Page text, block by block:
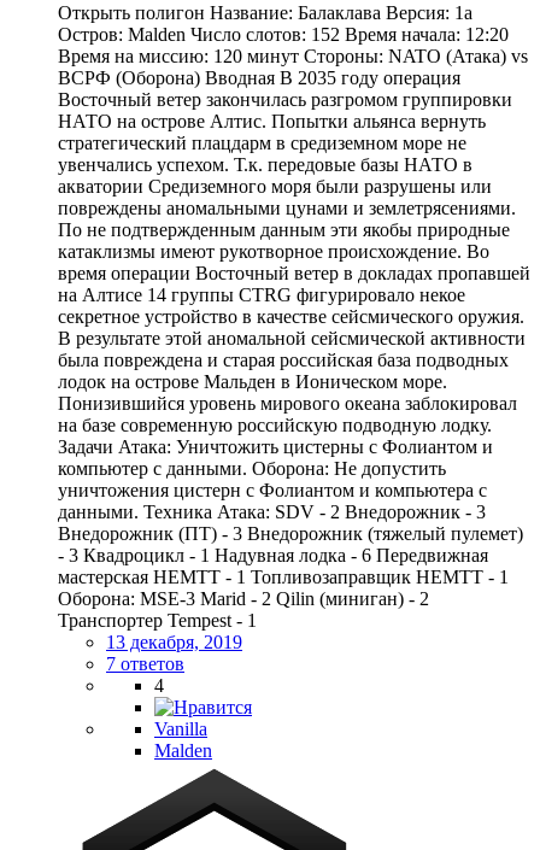
Открыть полигон Название: Балаклава Версия: 1a
Остров: Malden Число слотов: 152 Время начала: 12:20
Время на миссию: 120 минут Стороны: NATO (Атака) vs
ВСРФ (Оборона) Вводная В 2035 году операция
Восточный ветер закончилась разгромом группировки
НАТО на острове Алтис. Попытки альянса вернуть
стратегический плацдарм в средиземном море не
увенчались успехом. Т.к. передовые базы НАТО в
акватории Средиземного моря были разрушены или
повреждены аномальными цунами и землетрясениями.
По не подтвержденным данным эти якобы природные
катаклизмы имеют рукотворное происхождение. Во
время операции Восточный ветер в докладах пропавшей
на Алтисе 14 группы CTRG фигурировало некое
секретное устройство в качестве сейсмического оружия.
В результате этой аномальной сейсмической активности
была повреждена и старая российская база подводных
лодок на острове Мальден в Ионическом море.
Понизившийся уровень мирового океана заблокировал
на базе современную российскую подводную лодку.
Задачи Атака: Уничтожить цистерны с Фолиантом и
компьютер с данными. Оборона: Не допустить
уничтожения цистерн с Фолиантом и компьютера с
данными. Техника Атака: SDV - 2 Внедорожник - 3
Внедорожник (ПТ) - 3 Внедорожник (тяжелый пулемет)
- 3 Квадроцикл - 1 Надувная лодка - 6 Передвижная
мастерская HEMTT - 1 Топливозаправщик HEMTT - 1
Оборона: MSE-3 Marid - 2 Qilin (миниган) - 2
Транспортер Tempest - 1
13 декабря, 2019
7 ответов
4
Vanilla
Malden